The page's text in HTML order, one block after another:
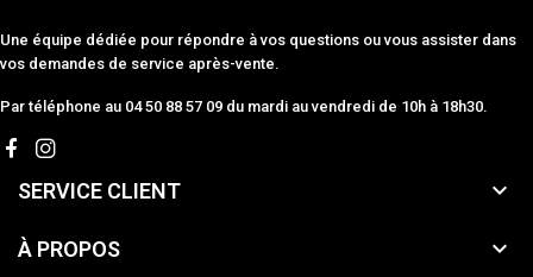
Une équipe dédiée pour répondre à vos questions ou vous assister dans
vos demandes de service après-vente.
Par téléphone au 04 50 88 57 09 du mardi au vendredi de 10h à 18h30.
SERVICE CLIENT 
À PROPOS 